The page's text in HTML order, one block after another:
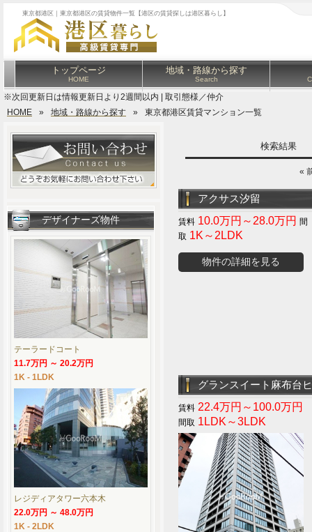
東京都港区｜東京都港区の賃貸物件一覧【港区の賃貸探しは港区暮らし】
トップページ
HOME
地域・路線から探す
Search
※次回更新日は情報更新日より2週間以内 | 取引態様／仲介
HOME
» 地域・路線から探す » 東京都港区賃貸マンション一覧
検索結果
«
アクサス汐留
10.0万円～28.0万円
1K～2LDK
物件の詳細を見る
グランスイート麻布台
22.4万円～100.0万円
1LDK～3LDK
デザイナーズ物件
テーラードコート
11.7万円 ～ 20.2万円
1K - 1LDK
レジディアタワー六本木
22.0万円 ～ 48.0万円
1K - 2LDK